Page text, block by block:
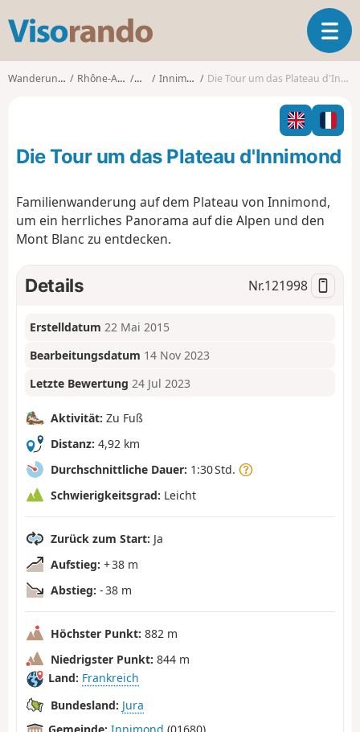
s
o
o
T
o
g
l
n
a
g
o
n
Wanderungen Rhône-Alpes Ain Innimond Die Tour um das Plateau d'Innimond
Die Tour um das Plateau d'Innimond
Familienwanderung auf dem Plateau von Innimond,
um ein herrliches Panorama auf die Alpen und den
Mont Blanc zu entdecken.
Details Nr.121998
Erstelldatum 22 Mai 2015
Bearbeitungsdatum 14 Nov 2023
Letzte Bewertung 24 Jul 2023
Aktivität: Zu Fuß
Distanz: 4,92 km
Durchschnittliche Dauer: 1:30 Std.
Schwierigkeitsgrad: Leicht
Zurück zum Start: Ja
Aufstieg: + 38 m
Abstieg: - 38 m
Höchster Punkt: 882 m
Niedrigster Punkt: 844 m
Land: Frankreich
Bundesland: Jura